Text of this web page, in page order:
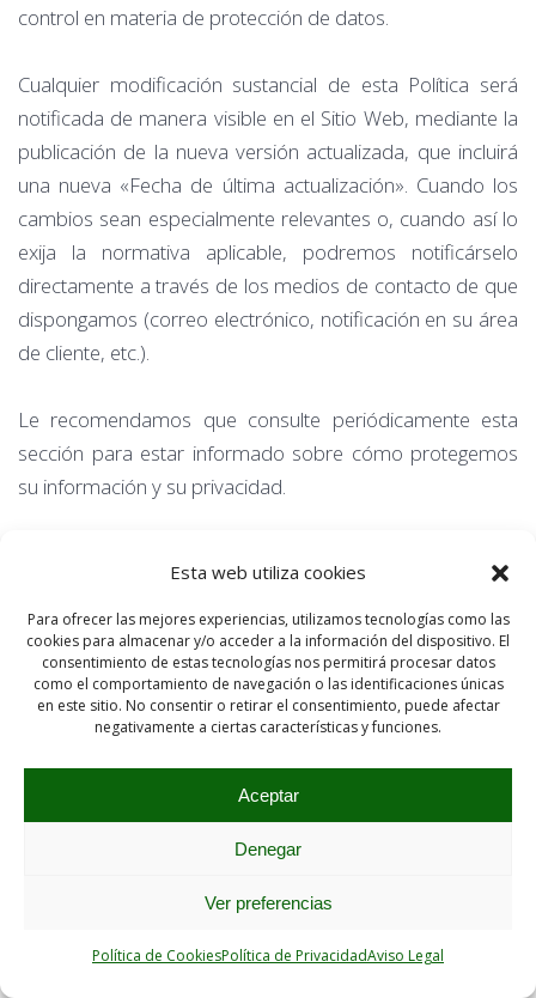
Esta web utiliza cookies
Para ofrecer las mejores experiencias, utilizamos tecnologías como las
cookies para almacenar y/o acceder a la información del dispositivo. El
consentimiento de estas tecnologías nos permitirá procesar datos
como el comportamiento de navegación o las identificaciones únicas
en este sitio. No consentir o retirar el consentimiento, puede afectar
negativamente a ciertas características y funciones.
Aceptar
Denegar
Ver preferencias
Política de CookiesPolítica de PrivacidadAviso Legal
control en materia de protección de datos.
Cualquier modificación sustancial de esta Política será
notificada de manera visible en el Sitio Web, mediante la
publicación de la nueva versión actualizada, que incluirá
una nueva «Fecha de última actualización». Cuando los
cambios sean especialmente relevantes o, cuando así lo
exija la normativa aplicable, podremos notificárselo
directamente a través de los medios de contacto de que
dispongamos (correo electrónico, notificación en su área
de cliente, etc.).
Le recomendamos que consulte periódicamente esta
sección para estar informado sobre cómo protegemos
su información y su privacidad.
RELACIONADA CON ESTA POLÍTICA DE
PRIVACIDAD O EL TRATAMIENTO DE SUS DATOS
PERSONALES:
Póngase en contacto con nuestro Delegado de
dpo@nexusgreenenergy.com
• Dirección postal: NEXUS GREEN ENERGY, S.L.
(Atención: Delegado de Protección de Datos). Calle Poeta
Fdo.: La Dirección de NEXUS GREEN ENERGY, S.L.